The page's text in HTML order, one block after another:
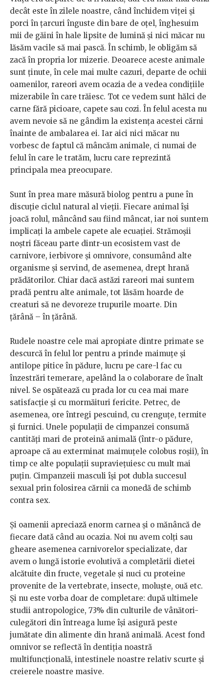
decât este în zilele noastre, când închidem viței și
porci în țarcuri înguste din bare de oțel, înghesuim
mii de găini în hale lipsite de lumină și nici măcar nu
lăsăm vacile să mai pască. În schimb, le obligăm să
zacă în propria lor mizerie. Deoarece aceste animale
sunt ținute, în cele mai multe cazuri, departe de ochii
oamenilor, rareori avem ocazia de a vedea condițiile
mizerabile în care trăiesc. Tot ce vedem sunt hălci de
carne fără picioare, capete sau cozi. În felul acesta nu
avem nevoie să ne gândim la existența acestei cărni
înainte de ambalarea ei. Iar aici nici măcar nu
vorbesc de faptul că mâncăm animale, ci numai de
felul în care le tratăm, lucru care reprezintă
principala mea preocupare.
Sunt în prea mare măsură biolog pentru a pune în
discuție ciclul natural al vieții. Fiecare animal își
joacă rolul, mâncând sau fiind mâncat, iar noi suntem
implicați la ambele capete ale ecuației. Strămoșii
noștri făceau parte dintr-un ecosistem vast de
carnivore, ierbivore și omnivore, consumând alte
organisme și servind, de asemenea, drept hrană
prădătorilor. Chiar dacă astăzi rareori mai suntem
pradă pentru alte animale, tot lăsăm hoarde de
creaturi să ne devoreze trupurile moarte. Din
țărână – în țărână.
Rudele noastre cele mai apropiate dintre primate se
descurcă în felul lor pentru a prinde maimuțe și
antilope pitice în pădure, lucru pe care-l fac cu
înzestrări temerare, apelând la o colaborare de înalt
nivel. Se ospătează cu prada lor cu cea mai mare
satisfacție și cu mormăituri fericite. Petrec, de
asemenea, ore întregi pescuind, cu crenguțe, termite
și furnici. Unele populații de cimpanzei consumă
cantități mari de proteină animală (într-o pădure,
aproape că au exterminat maimuțele colobus roșii), în
timp ce alte populații supraviețuiesc cu mult mai
puțin. Cimpanzeii masculi își pot dubla succesul
sexual prin folosirea cărnii ca monedă de schimb
contra sex.
Și oamenii apreciază enorm carnea și o mănâncă de
fiecare dată când au ocazia. Noi nu avem colți sau
gheare asemenea carnivorelor specializate, dar
avem o lungă istorie evolutivă a completării dietei
alcătuite din fructe, vegetale și nuci cu proteine
provenite de la vertebrate, insecte, moluște, ouă etc.
Și nu este vorba doar de completare: după ultimele
studii antropologice, 73% din culturile de vânători-
culegători din întreaga lume își asigură peste
jumătate din alimente din hrană animală. Acest fond
omnivor se reflectă în dentiția noastră
multifuncțională, intestinele noastre relativ scurte și
creierele noastre masive.